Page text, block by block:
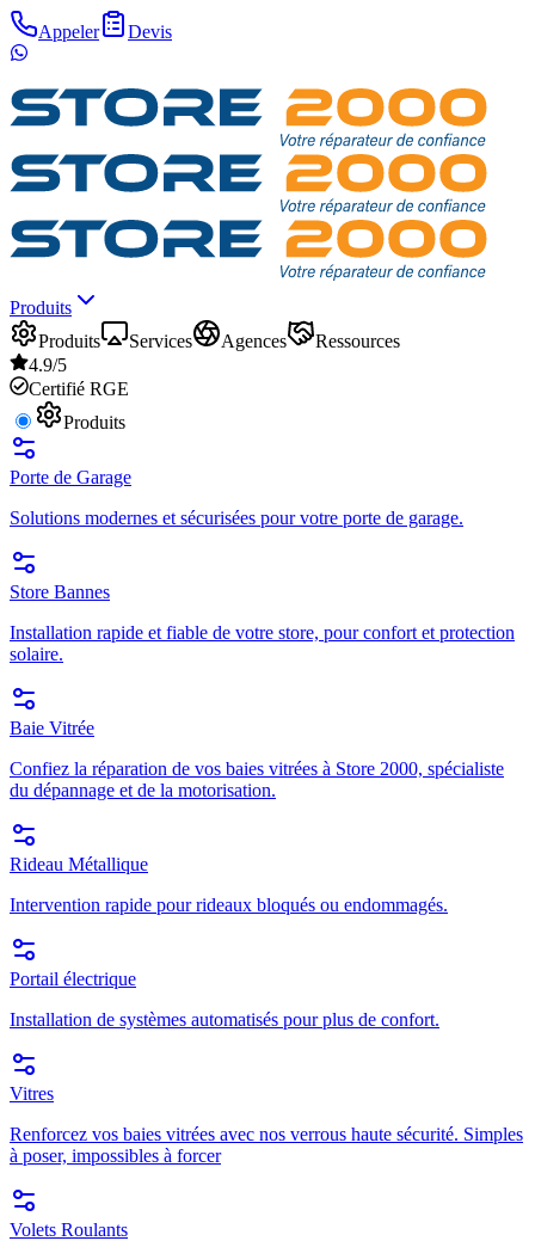
Appeler Devis
Produits
Produits
Services Agences
Ressources
4.9/5
Certifié RGE
Produits
Porte de Garage
Solutions modernes et sécurisées pour votre porte de garage.
Store Bannes
Installation rapide et fiable de votre store, pour confort et protection
solaire.
Baie Vitrée
Confiez la réparation de vos baies vitrées à Store 2000, spécialiste
du dépannage et de la motorisation.
Rideau Métallique
Intervention rapide pour rideaux bloqués ou endommagés.
Portail électrique
Installation de systèmes automatisés pour plus de confort.
Vitres
Renforcez vos baies vitrées avec nos verrous haute sécurité. Simples
à poser, impossibles à forcer
Volets Roulants